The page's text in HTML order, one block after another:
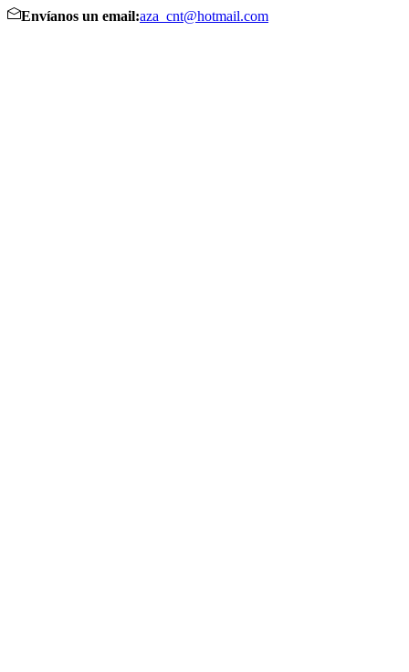
Envíanos un email:aza_cnt@hotmail.com